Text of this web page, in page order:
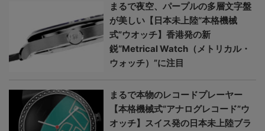
まるで夜空、パープルの多層文字盤
が美しい【日本未上陸“本格機械
式”ウオッチ】香港発の新
鋭“Metrical Watch（メトリカル・
ウォッチ）”に注目
まるで本物のレコードプレーヤー
【本格機械式“アナログレコード”ウ
オッチ】スイス発の日本未上陸ブラ